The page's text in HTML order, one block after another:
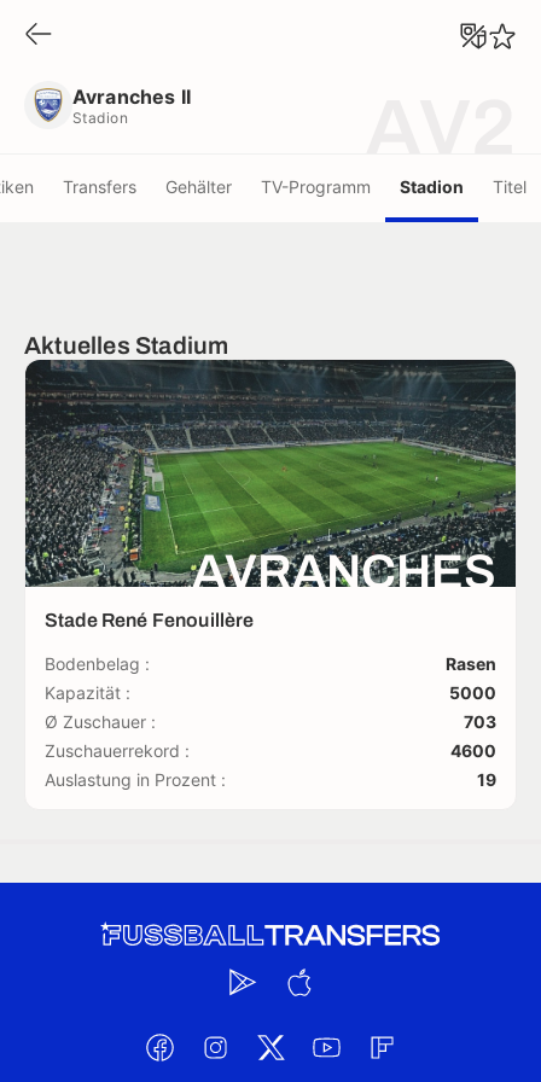
Avranches II
Stadion
Transfers Gehälter TV-Programm Stadion Titel
Aktuelles Stadium
AVRANCHES
Stade René Fenouillère
Bodenbelag :
Rasen
Kapazität :
5000
Ø Zuschauer :
703
Zuschauerrekord :
4600
Auslastung in Prozent :
19